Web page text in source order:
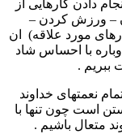
دادن کارهایی از
– ورزش کردن –
مورد علاقه) ان
با احساس شاد
ببریم .
نعمتهای خداوند
است چون تنها با
متعال باشیم .